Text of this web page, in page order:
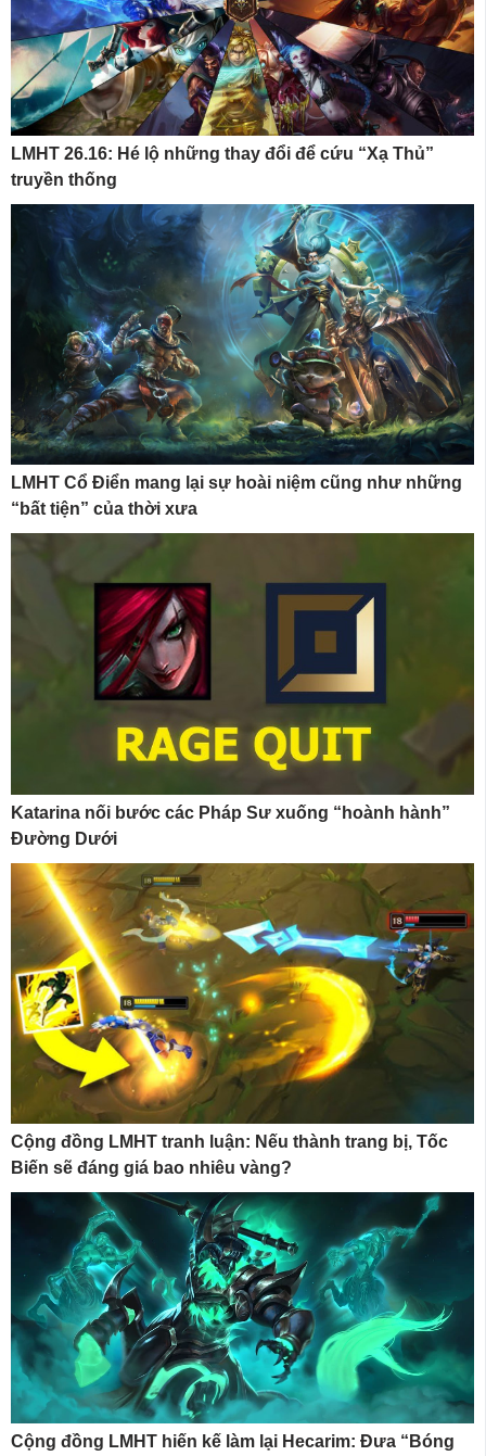
LMHT 26.16: Hé lộ những thay đổi để cứu “Xạ Thủ”
truyền thống
LMHT Cổ Điển mang lại sự hoài niệm cũng như những
“bất tiện” của thời xưa
Katarina nối bước các Pháp Sư xuống “hoành hành”
Đường Dưới
Cộng đồng LMHT tranh luận: Nếu thành trang bị, Tốc
Biến sẽ đáng giá bao nhiêu vàng?
Cộng đồng LMHT hiến kế làm lại Hecarim: Đưa “Bóng